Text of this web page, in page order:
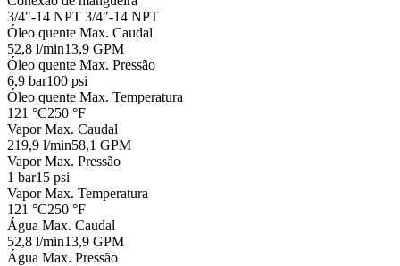
3/4"-14 NPT 3/4"-14 NPT
Óleo quente Max. Caudal
52,8 l/min13,9 GPM
Óleo quente Max. Pressão
6,9 bar100 psi
Óleo quente Max. Temperatura
121 °C250 °F
Vapor Max. Caudal
219,9 l/min58,1 GPM
Vapor Max. Pressão
1 bar15 psi
Vapor Max. Temperatura
121 °C250 °F
Água Max. Caudal
52,8 l/min13,9 GPM
Água Max. Pressão